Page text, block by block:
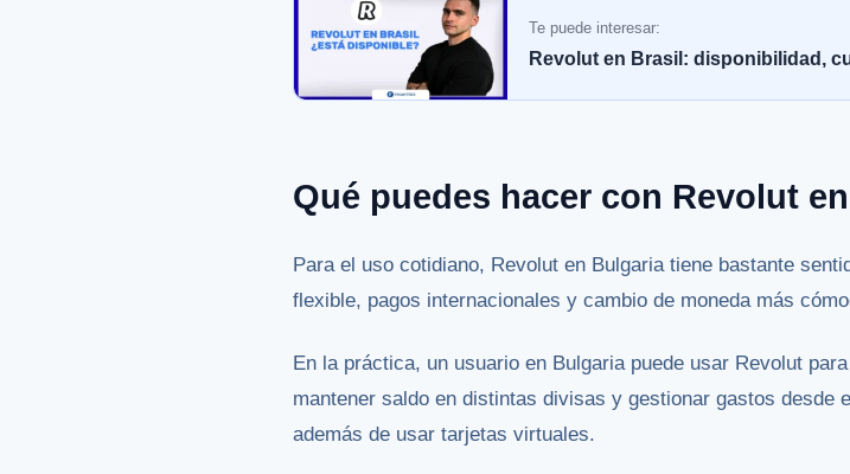
Te puede interesar:
Revolut en Brasil: disponibilidad,
Qué puedes hacer con Revolut
Para el uso cotidiano, Revolut en Bulgaria tiene bastante
flexible, pagos internacionales y cambio de moneda más
En la práctica, un usuario en Bulgaria puede usar Revolut
mantener saldo en distintas divisas y gestionar gastos desde
además de usar tarjetas virtuales.